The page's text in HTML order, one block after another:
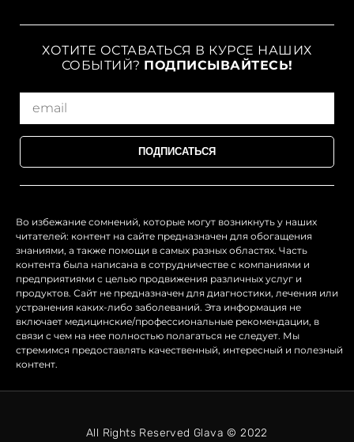
ХОТИТЕ ОСТАВАТЬСЯ В КУРСЕ НАШИХ
СОБЫТИЙ? ПОДПИСЫВАЙТЕСЬ!
ПОДПИСАТЬСЯ
Во избежание сомнений, которые могут возникнуть у наших
читателей: контент на сайте предназначен для обогащения
знаниями, а также помощи в самых разных областях. Часть
контента была написана в сотрудничестве с компаниями и
предприятиями с целью продвижения различных услуг и
продуктов. Сайт не предназначен для диагностики, лечения или
устранения каких-либо заболеваний. Эта информация не
включает медицинские/профессиональные рекомендации, в
связи с чем на нее полностью полагаться не следует. Мы
стремимся предоставлять качественный, интересный и полезный
контент.
All Rights Reserved Glava © 2022